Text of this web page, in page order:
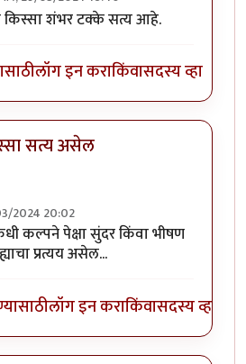
प्रतिसाद.byप्रचेतस
किस्सा शंभर टक्के सत्य आहे.
लॉग इन कराकिंवासदस्य व्हा
सत्य असेल
2024 20:02
मी सांगितलेला किस्सा शंभरby
कल्पने पेक्षा सुंदर किंवा भीषण
प्रत्यय असेल...
लॉग इन कराकिंवासदस्य व्हा